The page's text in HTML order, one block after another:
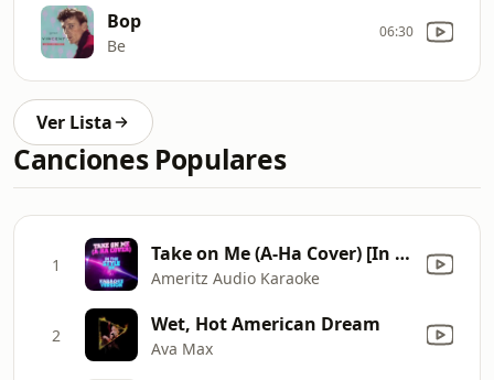
Bop
Be
06:30
Ver Lista
Canciones Populares
1 Take on Me (A-Ha Cover) [In the Style of A1] [Karaoke Version]
Ameritz Audio Karaoke
2 Wet, Hot American Dream
Ava Max